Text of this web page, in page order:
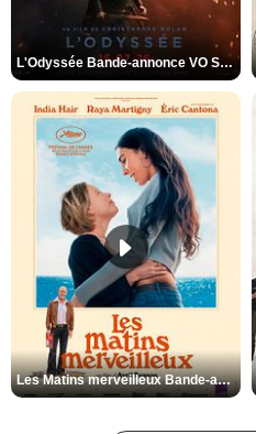
L'Odyssée Bande-annonce VO STFR
Les Matins merveilleux Bande-annonce VF